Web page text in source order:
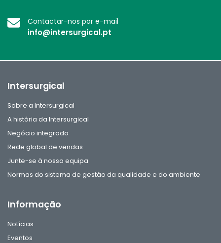
Contactar-nos por e-mail
info@intersurgical.pt
Intersurgical
Sobre a Intersurgical
A história da Intersurgical
Negócio integrado
Rede global de vendas
Junte-se à nossa equipa
Normas do sistema de gestão da qualidade e do ambiente
Informação
Notícias
Eventos